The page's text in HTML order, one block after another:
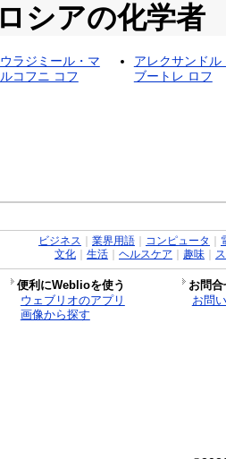
ロシアの化学者
ウラジミール・マ
ルコフニ コフ
アレクサンドル
ブートレ ロフ
ビジネス 業界用語｜ コンピュータ
文化｜ 生活｜ ヘルスケア 趣味｜
便利にWeblioを使う
お問
ウェブリオのアプリ
画像から探す
お問